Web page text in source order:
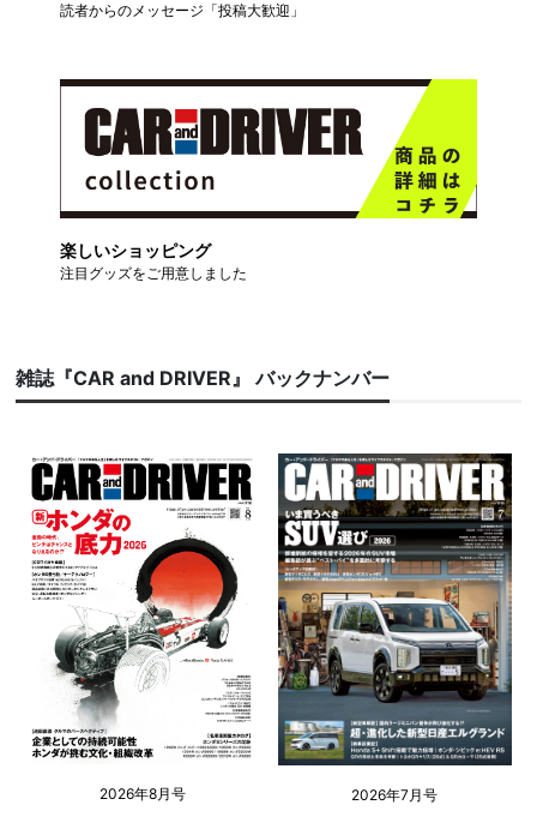
読者からのメッセージ「投稿大歓迎」
楽しいショッピング
注目グッズをご用意しました
雑誌『CAR and DRIVER』 バックナンバー
2026年8月号 2026年7月号